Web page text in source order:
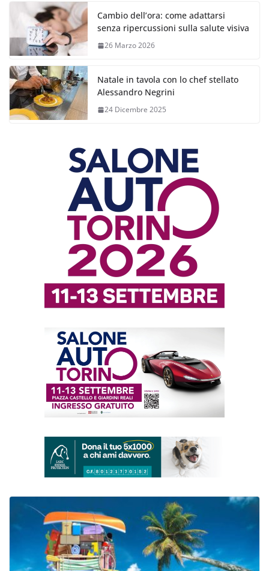
Cambio dell’ora: come adattarsi
senza ripercussioni sulla salute visiva
26 Marzo 2026
Natale in tavola con lo chef stellato
Alessandro Negrini
24 Dicembre 2025